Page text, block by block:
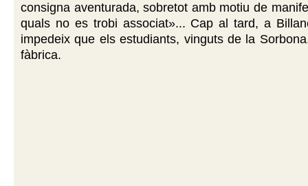
consigna aventurada, sobretot amb motiu de
quals no es trobi associat»... Cap al tard, a
impedeix que els estudiants, vinguts de la
fàbrica.